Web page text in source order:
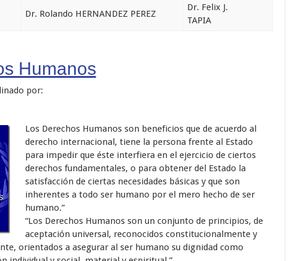
Dr. Rolando HERNANDEZ PEREZ
Dr. Felix J.
TAPIA
Humanos
por:
Los Derechos Humanos son beneficios que de acuerdo al
derecho internacional, tiene la persona frente al Estado
para impedir que éste interfiera en el ejercicio de ciertos
derechos fundamentales, o para obtener del Estado la
satisfacción de ciertas necesidades básicas y que son
inherentes a todo ser humano por el mero hecho de ser
humano.”
“Los Derechos Humanos son un conjunto de principios, de
aceptación universal, reconocidos constitucionalmente y
orientados a asegurar al ser humano su dignidad como